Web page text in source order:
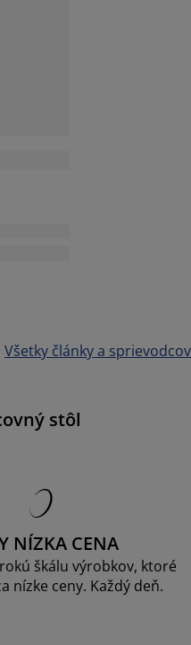
Všetky články a
stôl
NÍZKA CENA
škálu výrobkov, ktoré
nízke ceny. Každý deň.